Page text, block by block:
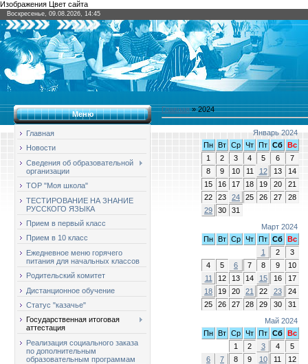
Изображения Цвет сайта
Воскресенье, 09.08.2026, 14:45
Меню
Главная
Новости
Сведения об образовательной
организации
ТОР "Моя школа"
ТЕСТИРОВАНИЕ НА ЗНАНИЕ
РУССКОГО ЯЗЫКА
Прием в первый класс
Прием в 10 класс
Ежедневное меню горячего
питания для начальных классов
Родительский комитет
Дистанционное обучение
Статус "казачье"
Государственная итоговая
аттестация
Реализация социального заказа
по дополнительным
образовательным программам
Главная»2024
Январь 2024
Пн Вт Ср Чт Пт Сб Вс
1
2 3 4 5 6
7
8
9 10 11 12 13
14
15
16 17 18 19 20
21
22
23 24 25 26 27
28
29
30
31
Март 2024
Пн Вт Ср Чт Пт Сб Вс
1
2
3
4
5 6 7 8 9
10
11
12 13 14 15 16
17
18
19 20 21 22 23
24
25
26 27 28 29 30
31
Май 2024
Пн Вт Ср Чт Пт Сб Вс
1
2 3 4
5
6
7 8 9 10 11
12